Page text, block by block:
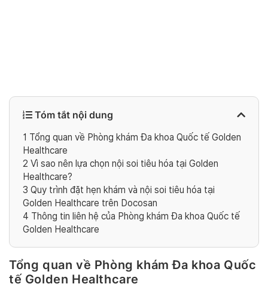
Tóm tắt nội dung
1 Tổng quan về Phòng khám Đa khoa Quốc tế Golden
Healthcare
2 Vì sao nên lựa chọn nội soi tiêu hóa tại Golden
Healthcare?
3 Quy trình đặt hẹn khám và nội soi tiêu hóa tại
Golden Healthcare trên Docosan
4 Thông tin liên hệ của Phòng khám Đa khoa Quốc tế
Golden Healthcare
Tổng quan về Phòng khám Đa khoa Quốc
tế Golden Healthcare